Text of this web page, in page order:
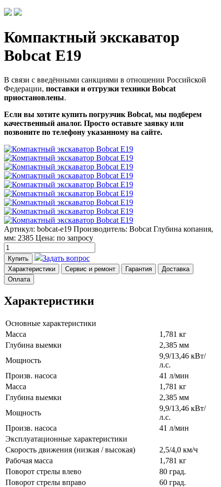
Компактный экскаватор
Bobcat E19
В связи с введёнными санкциями в отношении Российской
Федерации, поставки и отгрузки техники Bobcat
приостановлены.
Если вы хотите купить погрузчик Bobcat, мы подберем
качественный аналог. Просто оставьте заявку или
позвоните по телефону указанному на сайте.
Артикул: bobcat-e19 Производитель: Bobcat Глубина копания,
мм: 2385 Цена: по запросу
Купить Задать вопрос
Характеристики Сервис и ремонт Гарантия
Доставка
Оплата
Характеристики
Основные характеристики
Масса
1,781 кг
Глубина выемки
2,385 мм
Мощность
9,9/13,46 кВт/
л.с.
Произв. насоса
41 л/мин
Масса
1,781 кг
Глубина выемки
2,385 мм
Мощность
9,9/13,46 кВт/
л.с.
Произв. насоса
41 л/мин
Эксплуатационные характеристики
Скорость движения (низкая / высокая)
2,5/4,0 км/ч
Рабочая масса
1,781 кг
Поворот стрелы влево
80 град.
Поворот стрелы вправо
60 град.